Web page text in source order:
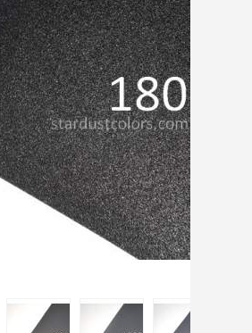
vanaf een aankoopwaarde van 30€.
offerte in minder dan 1 minuut
en ontvang shopping vouchers
bij elke bestelling
producten binnen 14 dagen
op de eerste bestelling
voucher voor elke verwijzing
voor de nieuwsbrief: €5 korting
binnen 48-72 uur in Nederland
en ontvang shopping vouchers